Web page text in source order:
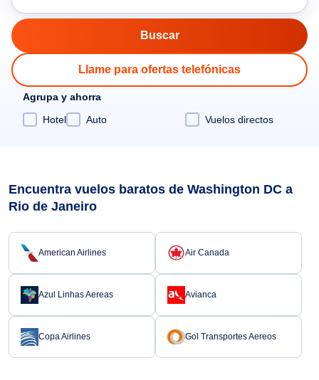
Llame para ofertas telefónicas
Agrupa y ahorra
Hotel
Auto Vuelos directos
Encuentra vuelos baratos de Washington DC a
Rio de Janeiro
American Airlines Air Canada
Azul Linhas Aereas Avianca
Copa Airlines Gol Transportes Aereos